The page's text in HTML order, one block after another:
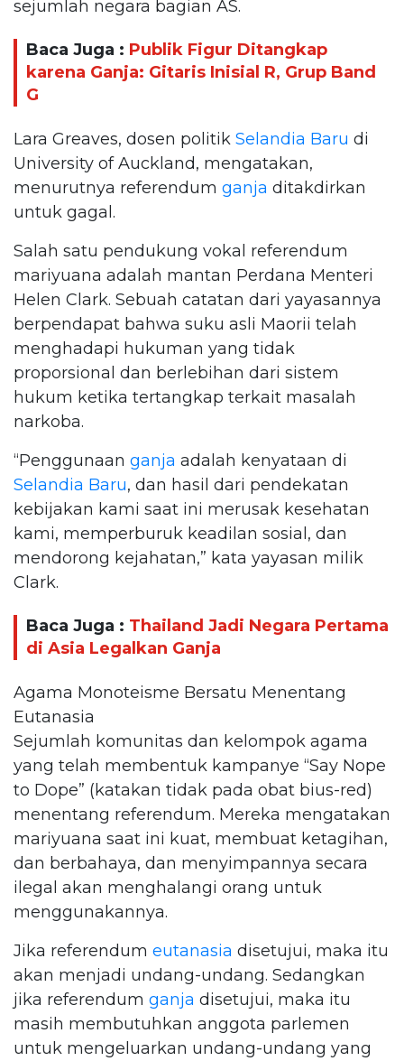
sejumlah negara bagian AS.
Baca Juga : Publik Figur Ditangkap
karena Ganja: Gitaris Inisial R, Grup Band
G
Lara Greaves, dosen politik Selandia Baru di
University of Auckland, mengatakan,
menurutnya referendum ganja ditakdirkan
untuk gagal.
Salah satu pendukung vokal referendum
mariyuana adalah mantan Perdana Menteri
Helen Clark. Sebuah catatan dari yayasannya
berpendapat bahwa suku asli Maorii telah
menghadapi hukuman yang tidak
proporsional dan berlebihan dari sistem
hukum ketika tertangkap terkait masalah
narkoba.
“Penggunaan ganja adalah kenyataan di
Selandia Baru, dan hasil dari pendekatan
kebijakan kami saat ini merusak kesehatan
kami, memperburuk keadilan sosial, dan
mendorong kejahatan,” kata yayasan milik
Clark.
Baca Juga : Thailand Jadi Negara Pertama
di Asia Legalkan Ganja
Agama Monoteisme Bersatu Menentang
Eutanasia
Sejumlah komunitas dan kelompok agama
yang telah membentuk kampanye “Say Nope
to Dope” (katakan tidak pada obat bius-red)
menentang referendum. Mereka mengatakan
mariyuana saat ini kuat, membuat ketagihan,
dan berbahaya, dan menyimpannya secara
ilegal akan menghalangi orang untuk
menggunakannya.
Jika referendum eutanasia disetujui, maka itu
akan menjadi undang-undang. Sedangkan
jika referendum ganja disetujui, maka itu
masih membutuhkan anggota parlemen
untuk mengeluarkan undang-undang yang